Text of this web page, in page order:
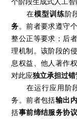
在模型训练阶
务。前者要求遵守
整公正等要求；后
理机制。该阶段的
息权益、他人著作
对此应独立承担过
在运行应用阶段
务。前者包括输出
括事前缔结服务协